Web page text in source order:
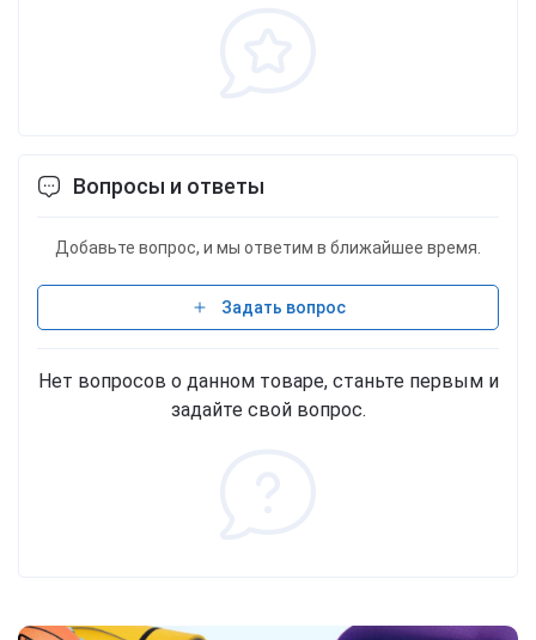
Вопросы и ответы
Добавьте вопрос, и мы ответим в ближайшее время.
Задать вопрос
Нет вопросов о данном товаре, станьте первым и
задайте свой вопрос.